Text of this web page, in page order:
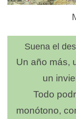
Suena el
Un año más,
un
Todo
monótono,